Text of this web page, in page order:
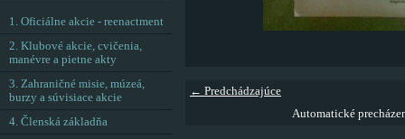
← Predchádzajúce
Automatické
1. Oficiálne akcie - reenactment
2. Klubové akcie, cvičenia,
manévre a pietne akty
3. Zahraničné misie, múzeá,
burzy a súvisiace akcie
4. Členská základňa